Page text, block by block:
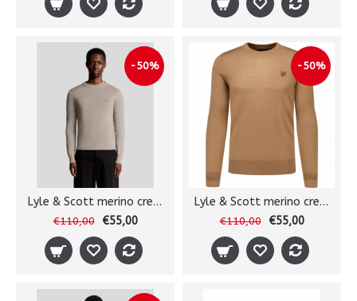
-50%
Lyle & Scott merino crewneck
€110,00 €55,00
-50%
Lyle & Scott merino crewneck
€110,00 €55,00